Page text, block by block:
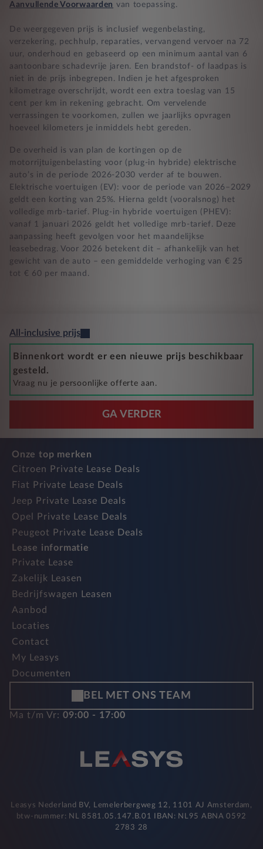
Aanvullende Voorwaarden van toepassing.
De weergegeven prijs is inclusief wegenbelasting,
verzekering, pechhulp, reparaties, vervangend vervoer na 72
uur, onderhoud en gebaseerd op een minimum aantal van 6
aantoonbare schadevrije jaren. Een brandstof- of laadpas is
niet in de prijs inbegrepen. Indien je het afgesproken
kilometrage overschrijdt, wordt een extra toeslag van 15
cent per km in rekening gebracht. Om vervelende
verrassingen te voorkomen, zullen we jaarlijks opvragen
hoeveel kilometers je inmiddels hebt gereden.
De overheid is van plan de kortingen op de
motorrijtuigenbelasting voor (plug-in hybride) elektrische
auto’s in de periode 2026-2030 verder af te bouwen.
Elektrische voertuigen (EV): voor de periode van 2026–2029
geldt een korting van 25%. Hierna geldt (vooralsnog) het
volledige mrb-tarief. Plug-in hybride voertuigen (PHEV):
vanaf 1 januari 2026 geldt het volledige mrb-tarief. Deze
aanpassing heeft gevolgen voor het maandelijkse
leasebedrag. Voor 2026 betekent dit – afhankelijk van het
gewicht van de auto – een gemiddelde verhoging van € 25
tot € 60 per maand.
All-inclusive prijs
Binnenkort wordt er een nieuwe prijs beschikbaar
gesteld.
Vraag nu je persoonlijke offerte aan.
GA VERDER
Onze top merken
Citroen Private Lease Deals
Fiat Private Lease Deals
Jeep Private Lease Deals
Opel Private Lease Deals
Peugeot Private Lease Deals
Lease informatie
Private Lease
Zakelijk Leasen
Bedrijfswagen Leasen
Aanbod
Locaties
Contact
My Leasys
Documenten
BEL MET ONS TEAM
Ma t/m Vr: 09:00 - 17:00
Leasys Nederland BV, Lemelerbergweg 12, 1101 AJ Amsterdam,
btw-nummer: NL 8581.05.147.B.01 IBAN: NL95 ABNA 0592
2783 28